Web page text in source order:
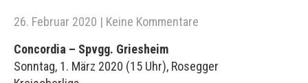
26. Februar 2020 | Keine Kommentare
Concordia – Spvgg. Griesheim
Sonntag, 1. März 2020 (15 Uhr), Rosegger